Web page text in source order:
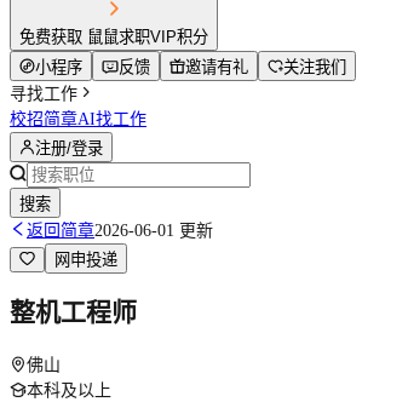
免费获取 鼠鼠求职VIP积分
小程序 反馈 邀请有礼
关注我们
寻找工作
校招简章AI找工作
注册/登录
搜索
返回简章2026-06-01 更新
网申投递
整机工程师
佛山
本科及以上